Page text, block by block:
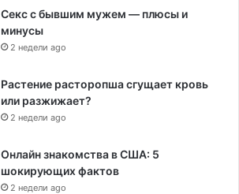
Секс с бывшим мужем — плюсы и
минусы
2 недели ago
Растение расторопша сгущает кровь
или разжижает?
2 недели ago
Онлайн знакомства в США: 5
шокирующих фактов
2 недели ago